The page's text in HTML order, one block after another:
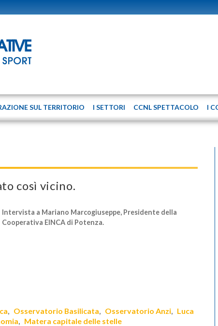
SUL TERRITORIO I SETTORI CCNL SPETTACOLO I
così vicino.
Intervista a Mariano Marcogiuseppe, Presidente della
Cooperativa EINCA di Potenza.
, Osservatorio Basilicata, Osservatorio Anzi, Luca
, Matera capitale delle stelle